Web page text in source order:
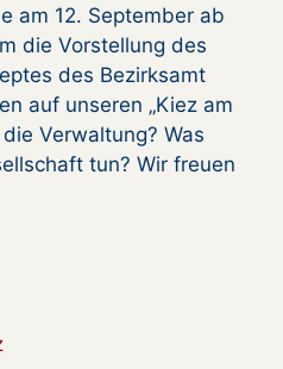
am 12. September ab
die Vorstellung des
des Bezirksamt
auf unseren „Kiez am
Verwaltung? Was
tun? Wir freuen